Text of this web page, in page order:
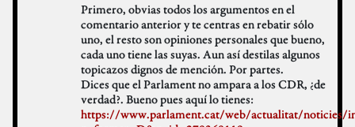
Primero, obvias todos los argumentos en el
comentario anterior y te centras en rebatir sólo
uno, el resto son opiniones personales que bueno,
cada uno tiene las suyas. Aun así destilas algunos
topicazos dignos de mención. Por partes.
Dices que el Parlament no ampara a los CDR, ¿de
verdad?. Bueno pues aquí lo tienes:
https://www.parlament.cat/web/actualitat/noticies/